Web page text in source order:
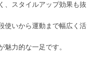
、スタイルアップ効果も抜
使いから運動まで幅広く活
魅力的な一足です。